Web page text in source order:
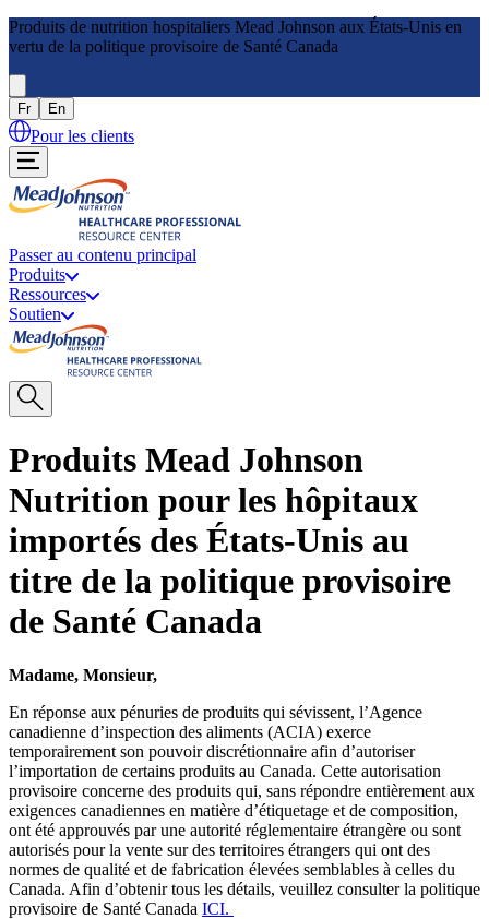
Produits de nutrition hospitaliers Mead Johnson aux États-Unis en
vertu de la politique provisoire de Santé Canada
Fr En
Pour les clients
Passer au contenu principal
Produits
Ressources
Soutien
Produits Mead Johnson
Nutrition pour les hôpitaux
importés des États-Unis au
titre de la politique provisoire
de Santé Canada
Madame, Monsieur,
En réponse aux pénuries de produits qui sévissent, l’Agence
canadienne d’inspection des aliments (ACIA) exerce
temporairement son pouvoir discrétionnaire afin d’autoriser
l’importation de certains produits au Canada. Cette autorisation
provisoire concerne des produits qui, sans répondre entièrement aux
exigences canadiennes en matière d’étiquetage et de composition,
ont été approuvés par une autorité réglementaire étrangère ou sont
autorisés pour la vente sur des territoires étrangers qui ont des
normes de qualité et de fabrication élevées semblables à celles du
Canada. Afin d’obtenir tous les détails, veuillez consulter la politique
provisoire de Santé Canada ICI.